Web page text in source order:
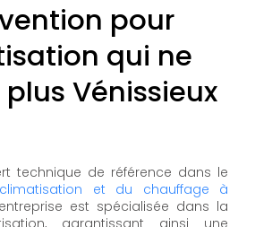
pour
qui ne
Vénissieux
technique de référence dans le
climatisation et du chauffage à
est spécialisée dans la